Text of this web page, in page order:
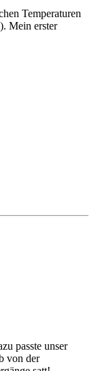
Temperaturen
Mein erster
passte unser
von der